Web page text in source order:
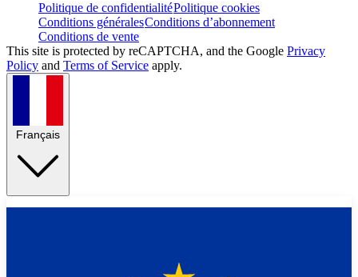
Politique de confidentialitéPolitique cookies
Conditions généralesConditions d’abonnement
Conditions de vente
This site is protected by reCAPTCHA, and the Google Privacy
Policy and Terms of Service apply.
Français